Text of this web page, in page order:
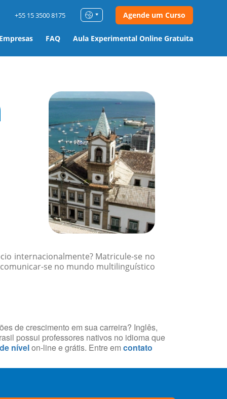
FAQ Aula Experimental Online Gratuita
+55 15 3500 8175 Agende um Curso
internacionalmente? Matricule-se no
se no mundo multilinguístico
de crescimento em sua carreira? Inglês,
possui professores nativos no idioma que
nívelon-line e grátis. Entre em contato